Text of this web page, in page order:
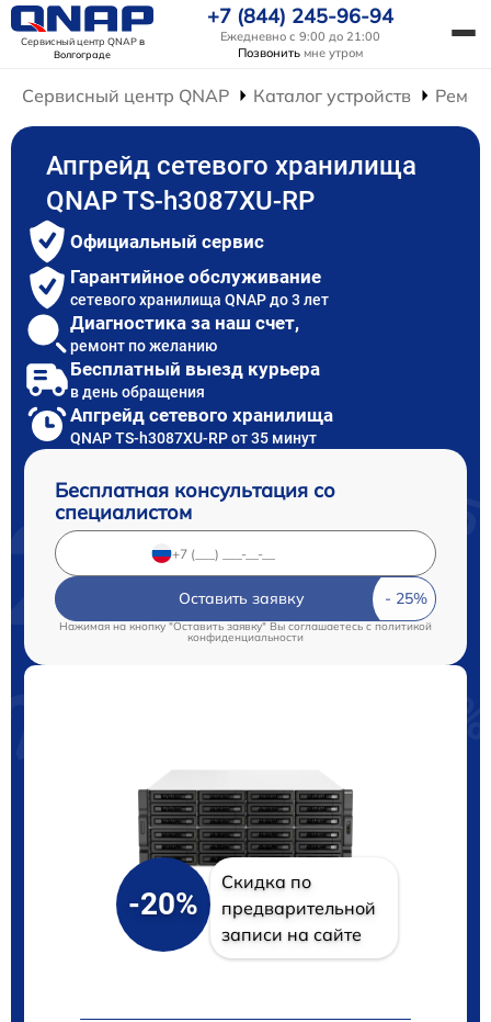
Сервисный центр QNAPв
Волгограде
+7 (844) 245-96-94
Ежедневно с 9:00 до 21:00
Позвонить мне утром
Сервисный центр QNAP Каталог устройств
Апгрейд сетевого хранилища
QNAP TS-h3087XU-RP
Официальный сервис
Гарантийное обслуживание
сетевого хранилища QNAP до 3 лет
Диагностика за наш счет,
ремонт по желанию
Бесплатный выезд курьера
в день обращения
Апгрейд сетевого хранилища
QNAP TS-h3087XU-RP от 35 минут
Бесплатная консультация со
специалистом
Оставить заявку
Нажимая на кнопку "Оставить заявку" Вы соглашаетесь cполитикой
конфиденциальности
-20%
Скидка по
предварительной
записи на сайте